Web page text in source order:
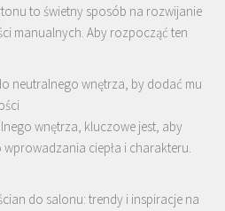
to świetny sposób na rozwijanie
manualnych. Aby rozpocząć ten
neutralnego wnętrza, by dodać mu
wnętrza, kluczowe jest, aby
ciepła i charakteru.
do salonu: trendy i inspiracje na